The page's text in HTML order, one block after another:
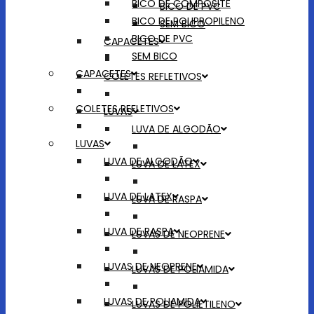
BICO DE PVC
SEM BICO
CAPACETES
COLETES REFLETIVOS
LUVAS
LUVA DE ALGODÃO
LUVA DE LATEX
LUVA DE RASPA
LUVAS DE NEOPRENE
LUVAS DE POLIAMIDA
LUVAS DE POLIETILENO
BICO DE COMPOSITE
BICO DE POLIPROPILENO
BICO DE PVC
SEM BICO
CAPACETES
COLETES REFLETIVOS
LUVAS
LUVA DE ALGODÃO
LUVA DE LATEX
LUVA DE RASPA
LUVAS DE NEOPRENE
LUVAS DE POLIAMIDA